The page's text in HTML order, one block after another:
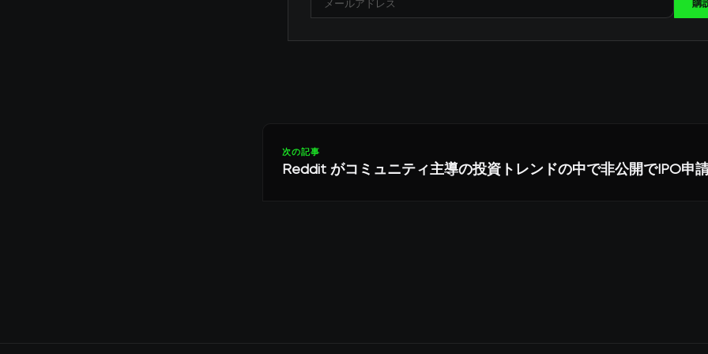
購
次の記事
Reddit がコミュニティ主導の投資トレンドの中で非公開でIPO申